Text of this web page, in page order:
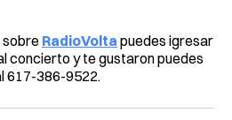
sobreRadioVolta puedes igresar
concierto y te gustaron puedes
617-386-9522.